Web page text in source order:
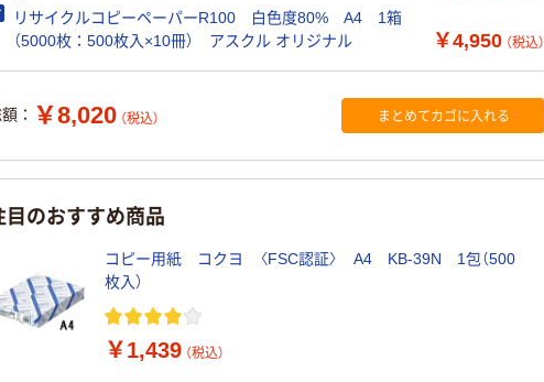
リサイクルコピーペーパーR100 白色度80% A4 1箱
（5000枚：500枚入×10冊） アスクル オリジナル
￥4,950 （税込）
： ￥8,020 （税込） まとめてカゴに入れる
目のおすすめ商品
コピー用紙 コクヨ 〈FSC認証〉 A4 KB-39N 1包（500
枚入）
￥1,439 （税込）